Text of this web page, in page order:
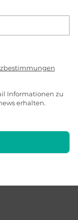
Informationen zu
erhalten.